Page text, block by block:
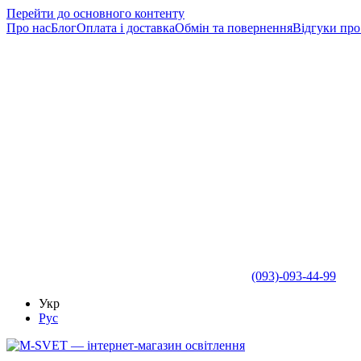
Перейти до основного контенту
Про насБлогОплата і доставкаОбмін та поверненняВідгуки
(093)-093-44-99
Укр
Рус